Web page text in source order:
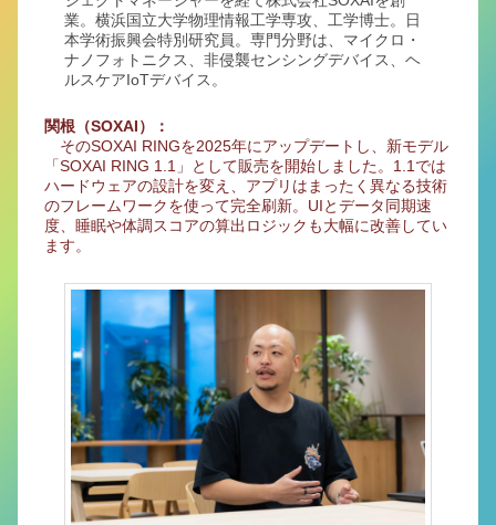
業。横浜国立大学物理情報工学専攻、工学博士。日
本学術振興会特別研究員。専門分野は、マイクロ・
ナノフォトニクス、非侵襲センシングデバイス、ヘ
ルスケアIoTデバイス。
関根（SOXAI）：
そのSOXAI RINGを2025年にアップデートし、新モデル
「SOXAI RING 1.1」として販売を開始しました。1.1では
ハードウェアの設計を変え、アプリはまったく異なる技術
のフレームワークを使って完全刷新。UIとデータ同期速
度、睡眠や体調スコアの算出ロジックも大幅に改善してい
ます。